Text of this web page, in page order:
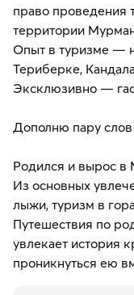
право проведения
территории
Опыт в туризме —
Териберке,
Эксклюзивно —
Дополню пару
Родился и вырос в
Из основных
лыжи, туризм в
Путешествия по
увлекает история
проникнуться ею